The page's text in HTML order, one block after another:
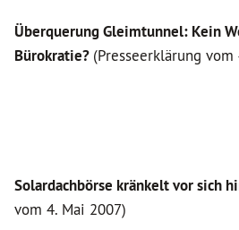
Überquerung Gleimtunnel: Kein
Bürokratie? (Presseerklärung vom
Solardachbörse kränkelt vor sich
vom 4. Mai 2007)